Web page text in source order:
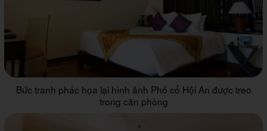
Bức tranh phác họa lại hình ảnh Phố cổ Hội An được treo
trong căn phòng